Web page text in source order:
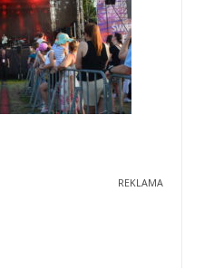
REKLAMA